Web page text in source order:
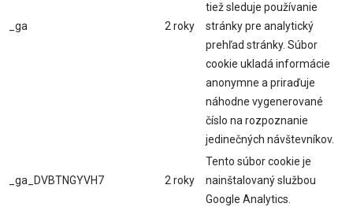
_ga 2 roky
tiež sleduje používanie
stránky pre analytický
prehľad stránky. Súbor
cookie ukladá informácie
anonymne a priraďuje
náhodne vygenerované
číslo na rozpoznanie
jedinečných návštevníkov.
_ga_DVBTNGYVH7 2 roky
Tento súbor cookie je
nainštalovaný službou
Google Analytics.